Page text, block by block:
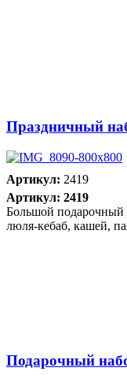
Праздничный
Артикул: 2419
Артикул: 2419
Большой подарочный
люля-кебаб, кашей,
Подарочный